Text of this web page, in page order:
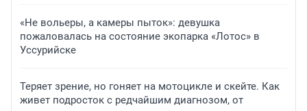
«Не вольеры, а камеры пыток»: девушка
пожаловалась на состояние экопарка «Лотос» в
Уссурийске
Теряет зрение, но гоняет на мотоцикле и скейте. Как
живет подросток с редчайшим диагнозом, от